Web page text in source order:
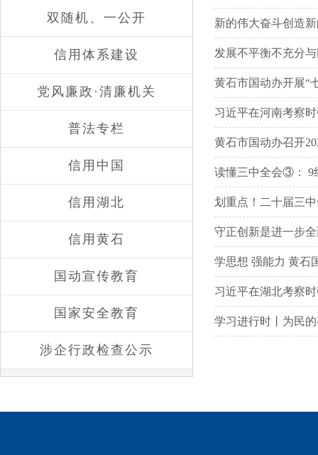
双随机、一公开
信用体系建设
党风廉政·清廉机关
普法专栏
信用中国
信用湖北
信用黄石
国动宣传教育
国家安全教育
涉企行政检查公示
新的伟大奋斗创造
发展不平衡不充分
黄石市国动办开展“
习近平在河南考察
黄石市国动办召开
读懂三中全会③： 9
划重点！二十届三
守正创新是进一步
学思想 强能力 黄石
习近平在湖北考察
学习进行时丨为民